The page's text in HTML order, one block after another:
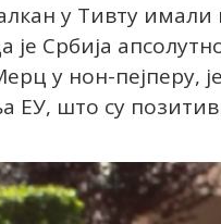
у Тивту
је Србија
у нон-пејперу,
ЕУ, што су